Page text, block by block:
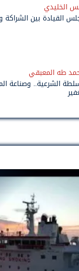
الخليدي
القيادة بين الشراكة
طه المعبقي
الشرعية.. وصناعة